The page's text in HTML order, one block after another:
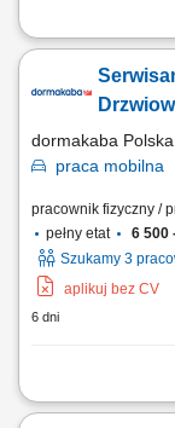
Zakres obowiązków:
pełnej sprawności
przeglądów
dormakaba
praca mobilna
pracownik fizyczny /
pełny etat
6 500
Szukamy 3
aplikuj bez CV
6 dni
Zakres pracy: Prace